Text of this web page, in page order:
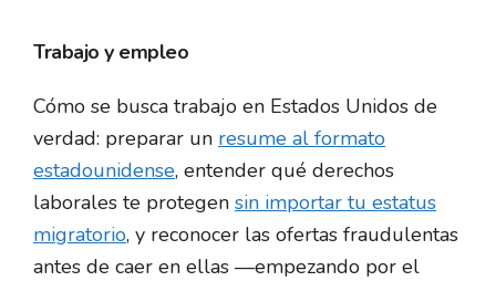
Trabajo y empleo
Cómo se busca trabajo en Estados Unidos de
verdad: preparar un resume al formato
estadounidense, entender qué derechos
laborales te protegen sin importar tu estatus
migratorio, y reconocer las ofertas fraudulentas
antes de caer en ellas —empezando por el